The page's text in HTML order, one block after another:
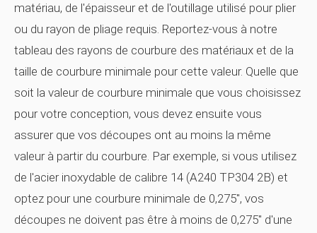
matériau, de l'épaisseur et de l'outillage utilisé pour plier
ou du rayon de pliage requis. Reportez-vous à notre
tableau des rayons de courbure des matériaux et de la
taille de courbure minimale pour cette valeur. Quelle que
soit la valeur de courbure minimale que vous choisissez
pour votre conception, vous devez ensuite vous
assurer que vos découpes ont au moins la même
valeur à partir du courbure. Par exemple, si vous utilisez
de l'acier inoxydable de calibre 14 (A240 TP304 2B) et
optez pour une courbure minimale de 0,275", vos
découpes ne doivent pas être à moins de 0,275" d'une